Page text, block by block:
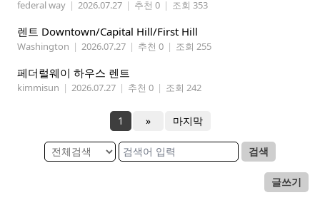
federal way | 2026.07.27 | 추천 0 | 조회 353
렌트 Downtown/Capital Hill/First Hill
Washington | 2026.07.27 | 추천 0 | 조회 255
페더럴웨이 하우스 렌트
kimmisun | 2026.07.27 | 추천 0 | 조회 242
1 » 마지막
검색
글쓰기